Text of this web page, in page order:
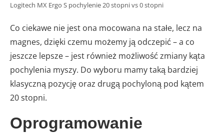
Logitech MX Ergo S pochylenie 20 stopni vs 0 stopni
Co ciekawe nie jest ona mocowana na stałe, lecz na
magnes, dzięki czemu możemy ją odczepić – a co
jeszcze lepsze – jest również możliwość zmiany kąta
pochylenia myszy. Do wyboru mamy taką bardziej
klasyczną pozycję oraz drugą pochyloną pod kątem
20 stopni.
Oprogramowanie